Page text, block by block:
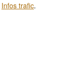
Infos trafic.